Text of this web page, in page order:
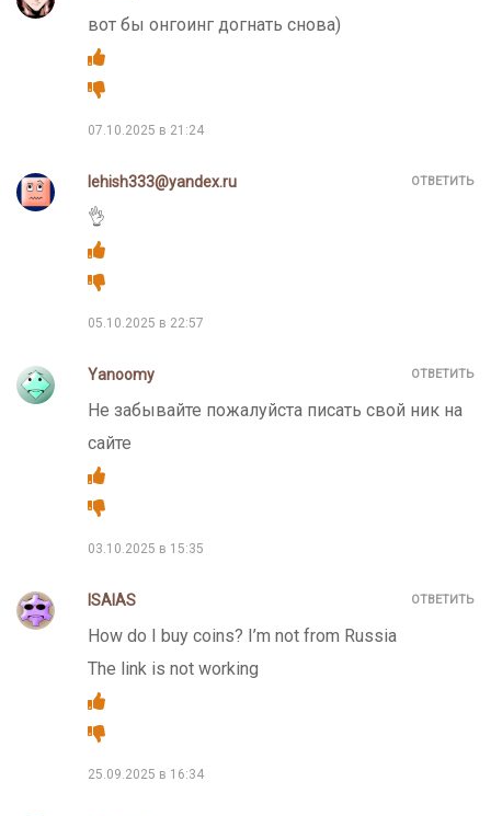
вот бы онгоинг догнать снова)
07.10.2025 в 21:24
lehish333@yandex.ru
👌
05.10.2025 в 22:57
ОТВЕТИТЬ
Yanoomy
Не забывайте пожалуйста писать свой ник на
сайте
03.10.2025 в 15:35
ОТВЕТИТЬ
ISAIAS
How do I buy coins? I’m not from Russia
The link is not working
25.09.2025 в 16:34
ОТВЕТИТЬ